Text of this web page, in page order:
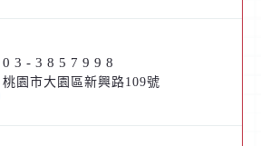
03-3857998
桃園市大園區新興路109號